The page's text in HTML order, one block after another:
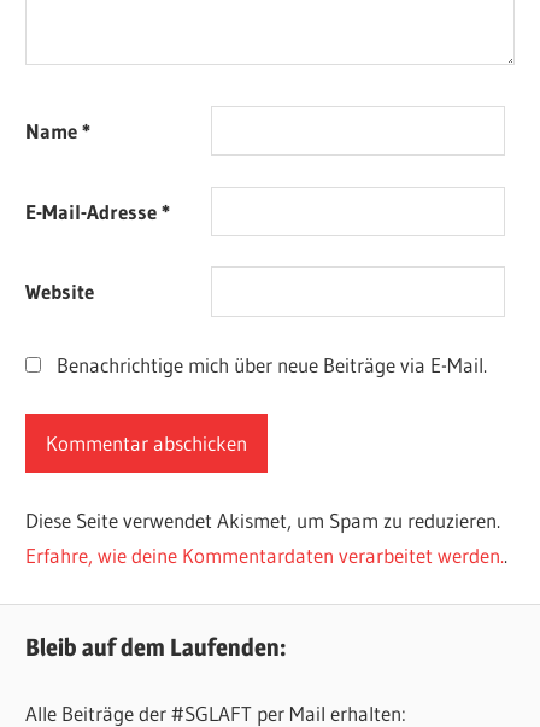
Name*
E-Mail-Adresse*
Website
Benachrichtige mich über neue Beiträge via E-Mail.
Diese Seite verwendet Akismet, um Spam zu reduzieren.
Erfahre, wie deine Kommentardaten verarbeitet werden..
Bleib auf dem Laufenden:
Alle Beiträge der #SGLAFT per Mail erhalten: